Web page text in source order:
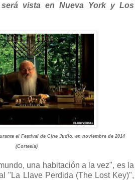
vista en Nueva York y Los
el Festival de Cine Judío, en noviembre de 2014
(Cortesía)
una habitación a la vez", es la
"La Llave Perdida (The Lost Key)",